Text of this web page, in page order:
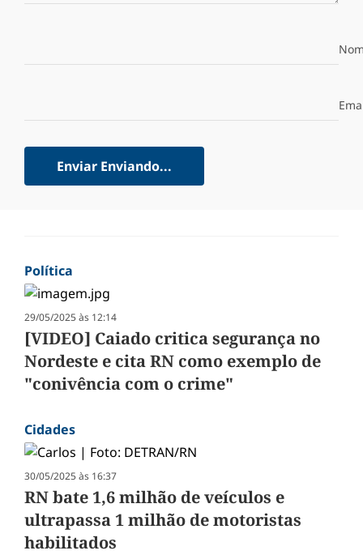
Enviar Enviando...
Política
29/05/2025 às 12:14
[VIDEO] Caiado critica segurança no
Nordeste e cita RN como exemplo de
"conivência com o crime"
Cidades
30/05/2025 às 16:37
RN bate 1,6 milhão de veículos e
ultrapassa 1 milhão de motoristas
habilitados